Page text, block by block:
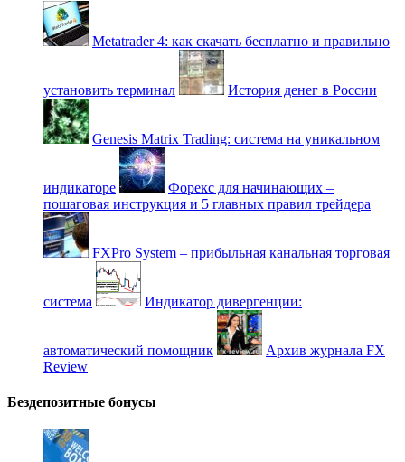
Metatrader 4: как скачать бесплатно и правильно
установить терминал История денег в России
Genesis Matrix Trading: система на уникальном
индикаторе
Форекс для начинающих –
пошаговая инструкция и 5 главных правил трейдера
FXPro System – прибыльная канальная торговая
система Индикатор дивергенции:
автоматический помощник
Архив журнала FX
Review
Бездепозитные бонусы